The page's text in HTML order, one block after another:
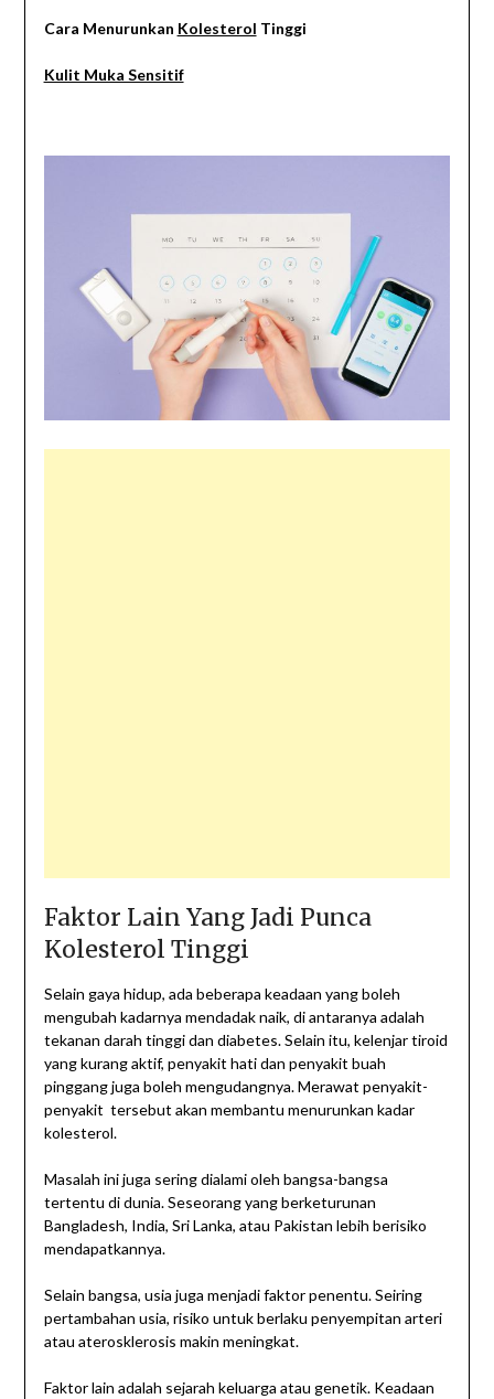
Cara Menurunkan Kolesterol Tinggi
Kulit Muka Sensitif
Faktor Lain Yang Jadi Punca
Kolesterol Tinggi
Selain gaya hidup, ada beberapa keadaan yang boleh
mengubah kadarnya mendadak naik, di antaranya adalah
tekanan darah tinggi dan diabetes. Selain itu, kelenjar tiroid
yang kurang aktif, penyakit hati dan penyakit buah
pinggang juga boleh mengudangnya. Merawat penyakit-
penyakit tersebut akan membantu menurunkan kadar
kolesterol.
Masalah ini juga sering dialami oleh bangsa-bangsa
tertentu di dunia. Seseorang yang berketurunan
Bangladesh, India, Sri Lanka, atau Pakistan lebih berisiko
mendapatkannya.
Selain bangsa, usia juga menjadi faktor penentu. Seiring
pertambahan usia, risiko untuk berlaku penyempitan arteri
atau aterosklerosis makin meningkat.
Faktor lain adalah sejarah keluarga atau genetik. Keadaan